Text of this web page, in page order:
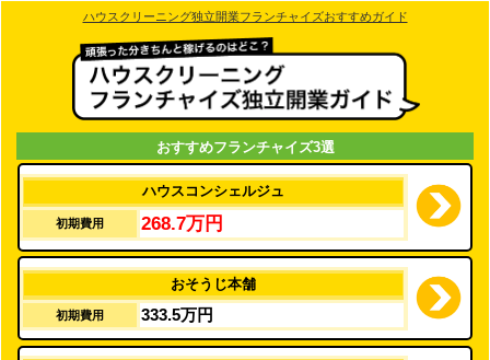
ハウスクリーニング独立開業フランチャイズおすすめガイド
おすすめフランチャイズ3選
ハウスコンシェルジュ
初期費用 268.7万円
おそうじ本舗
初期費用 333.5万円